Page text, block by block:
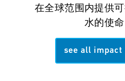
在全球范围内提供
水的使命
see all impact